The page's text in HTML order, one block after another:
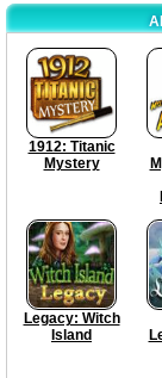
1912: Titanic
Mystery
Legacy: Witch
Island